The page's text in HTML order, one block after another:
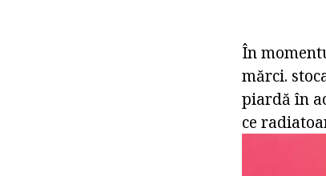
În
mărci.
piardă în
ce